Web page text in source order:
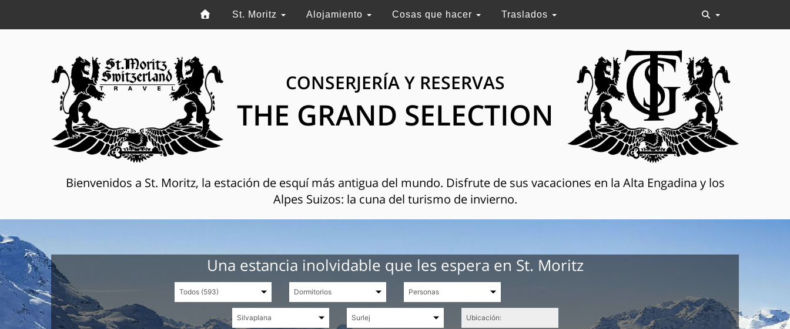
St. Moritz Alojamiento Cosas que hacer Traslados
CONSERJERÍA Y RESERVAS
THE GRAND SELECTION
Bienvenidos a St. Moritz, la estación de esquí más antigua del mundo. Disfrute de sus vacaciones en la Alta Engadina y los
Alpes Suizos: la cuna del turismo de invierno.
Una estancia inolvidable que les espera en St. Moritz